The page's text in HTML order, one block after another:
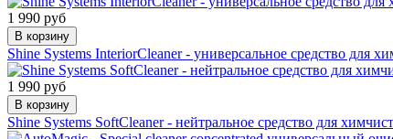
1 990 руб
В корзину
Shine Systems InteriorCleaner - универсальное средство для
1 990 руб
В корзину
Shine Systems SoftCleaner - нейтральное средство для